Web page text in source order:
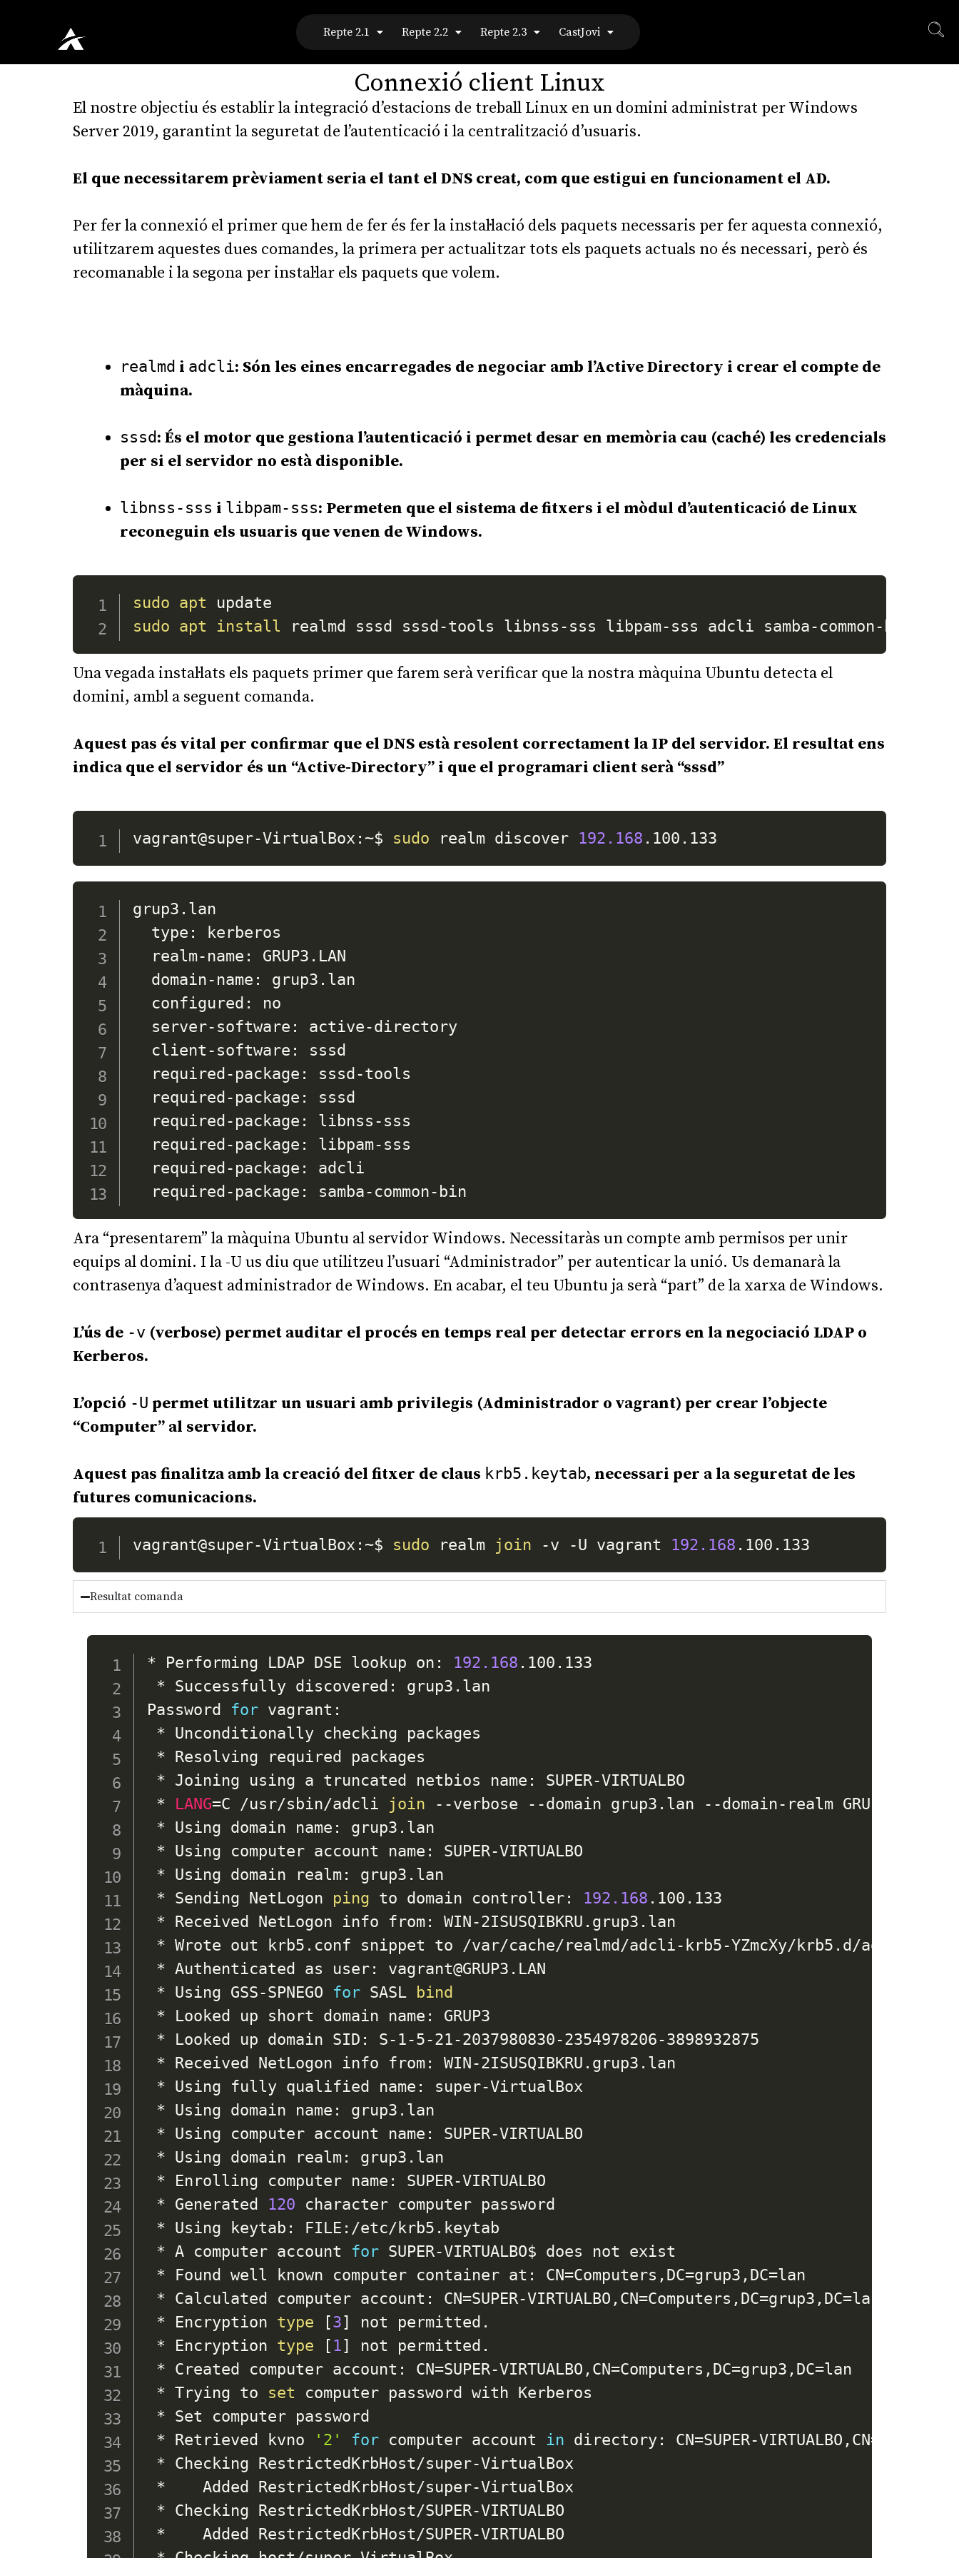
Repte 2.1 Repte 2.2 Repte 2.3 CastJovi
Connexió client Linux
El nostre objectiu és establir la integració d’estacions de treball Linux en un domini administrat per Windows
Server 2019, garantint la seguretat de l’autenticació i la centralització d’usuaris.
El que necessitarem prèviament seria el tant el DNS creat, com que estigui en funcionament el AD.
Per fer la connexió el primer que hem de fer és fer la instal·lació dels paquets necessaris per fer aquesta connexió,
utilitzarem aquestes dues comandes, la primera per actualitzar tots els paquets actuals no és necessari, però és
recomanable i la segona per instal·lar els paquets que volem.
realmd i adcli: Són les eines encarregades de negociar amb l’Active Directory i crear el compte de
màquina.
sssd: És el motor que gestiona l’autenticació i permet desar en memòria cau (caché) les credencials
per si el servidor no està disponible.
libnss-sss i libpam-sss: Permeten que el sistema de fitxers i el mòdul d’autenticació de Linux
reconeguin els usuaris que venen de Windows.
sudo apt
sudo apt install realmd sssd sssd-tools libnss-sss libpam-sss adcli samba-common-bin
Una vegada instal·lats els paquets primer que farem serà verificar que la nostra màquina Ubuntu detecta el
domini, ambl a seguent comanda.
Aquest pas és vital per confirmar que el DNS està resolent correctament la IP del servidor. El resultat ens
indica que el servidor és un “Active-Directory” i que el programari client serà “sssd”
vagrant@super-VirtualBox:~$ sudo realm discover 192.168 .100.133
grup3.lan
  type: kerberos
  realm-name: GRUP3.LAN
  domain-name: grup3.lan
  configured: no
  server-software: active-directory
  client-software: sssd
  required-package: sssd-tools
  required-package: sssd
  required-package: libnss-sss
  required-package: libpam-sss
  required-package: adcli
Ara “presentarem” la màquina Ubuntu al servidor Windows. Necessitaràs un compte amb permisos per unir
equips al domini. I la -U us diu que utilitzeu l’usuari “Administrador” per autenticar la unió. Us demanarà la
contrasenya d’aquest administrador de Windows. En acabar, el teu Ubuntu ja serà “part” de la xarxa de Windows.
L’ús de -v (verbose) permet auditar el procés en temps real per detectar errors en la negociació LDAP o
Kerberos.
L’opció -U permet utilitzar un usuari amb privilegis (Administrador o vagrant) per crear l’objecte
“Computer” al servidor.
Aquest pas finalitza amb la creació del fitxer de claus krb5.keytab, necessari per a la seguretat de les
futures comunicacions.
vagrant@super-VirtualBox:~$ sudo realm join -v -U vagrant 192.168 .100.133
Resultat comanda
* Performing LDAP DSE lookup on: 192.168 .100.133
* Successfully discovered: grup3.lan
Password for vagrant:
* Unconditionally checking packages
* Resolving required packages
* Joining using a truncated netbios name: SUPER-VIRTUALBO
* LANG=C /usr/sbin/adcli join --verbose --domain grup3.lan --domain-realm GRUP3.LAN
* Using domain name: grup3.lan
* Using computer account name: SUPER-VIRTUALBO
* Using domain realm: grup3.lan
* Sending NetLogon ping to domain controller: 192.168 .100.133
* Received NetLogon info from: WIN-2ISUSQIBKRU.grup3.lan
* Wrote out krb5.conf snippet to /var/cache/realmd/adcli-krb5-YZmcXy/krb5.d/adcli-krb5-
* Authenticated as user: vagrant@GRUP3.LAN
* Using GSS-SPNEGO for SASL
bind
* Looked up short domain name: GRUP3
* Looked up domain SID: S-1-5-21-2037980830-2354978206-3898932875
* Received NetLogon info from: WIN-2ISUSQIBKRU.grup3.lan
* Using fully qualified name: super-VirtualBox
* Using domain name: grup3.lan
* Using computer account name: SUPER-VIRTUALBO
* Using domain realm: grup3.lan
* Enrolling computer name: SUPER-VIRTUALBO
* Generated 120 character computer password
* Using keytab: FILE:/etc/krb5.keytab
* A computer account for SUPER-VIRTUALBO$ does not exist
* Found well known computer container at: CN=Computers,DC=grup3,DC=lan
* Calculated computer account: CN=SUPER-VIRTUALBO,CN=Computers,DC=grup3,DC=lan
* Encryption type [3]
not permitted.
* Encryption type [ 1]
not permitted.
* Created computer account: CN=SUPER-VIRTUALBO,CN=Computers,DC=grup3,DC=lan
* Trying to set computer password with Kerberos
* Set computer password
* Retrieved kvno
'2' for computer account in directory: CN=SUPER-VIRTUALBO,CN=
* Checking RestrictedKrbHost/super-VirtualBox
*    Added RestrictedKrbHost/super-VirtualBox
* Checking RestrictedKrbHost/SUPER-VIRTUALBO
*    Added RestrictedKrbHost/SUPER-VIRTUALBO